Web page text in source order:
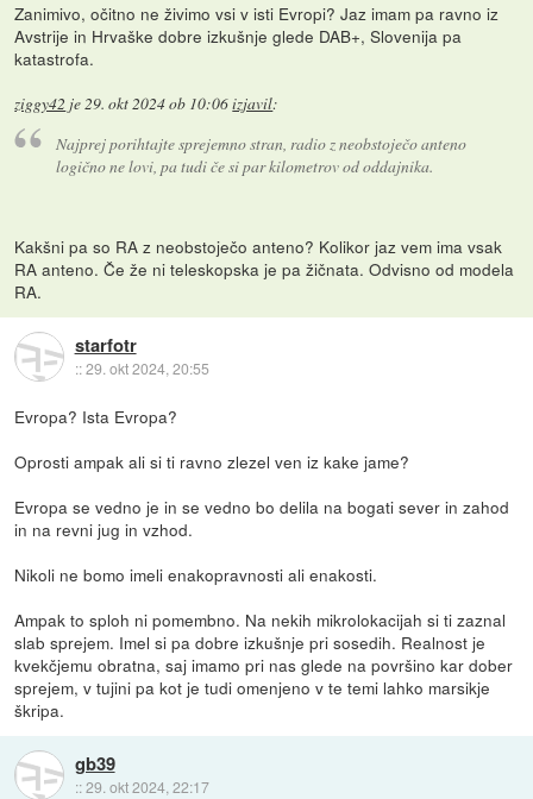
Zanimivo, očitno ne živimo vsi v isti Evropi? Jaz imam pa ravno iz
Avstrije in Hrvaške dobre izkušnje glede DAB+, Slovenija pa
katastrofa.
ziggy42 je29. okt 2024 ob 10:06izjavil:
Najprej porihtajte sprejemno stran, radio z neobstoječo anteno
logično ne lovi, pa tudi če si par kilometrov od oddajnika.
Kakšni pa so RA z neobstoječo anteno? Kolikor jaz vem ima vsak
RA anteno. Če že ni teleskopska je pa žičnata. Odvisno od modela
RA.
starfotr
::29. okt 2024, 20:55
Evropa? Ista Evropa?
Oprosti ampak ali si ti ravno zlezel ven iz kake jame?
Evropa se vedno je in se vedno bo delila na bogati sever in zahod
in na revni jug in vzhod.
Nikoli ne bomo imeli enakopravnosti ali enakosti.
Ampak to sploh ni pomembno. Na nekih mikrolokacijah si ti zaznal
slab sprejem. Imel si pa dobre izkušnje pri sosedih. Realnost je
kvekčjemu obratna, saj imamo pri nas glede na površino kar dober
sprejem, v tujini pa kot je tudi omenjeno v te temi lahko marsikje
škripa.
gb39
::29. okt 2024, 22:17